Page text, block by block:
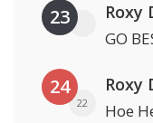
23 Roxy
GO
24
22
Roxy
Hoe